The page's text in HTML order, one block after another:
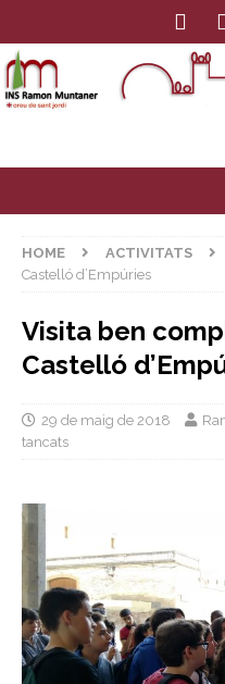
HOME ACTIVITATS
Castelló d’Empúries
Visita ben
Castelló
29 de maig de 2018
tancats